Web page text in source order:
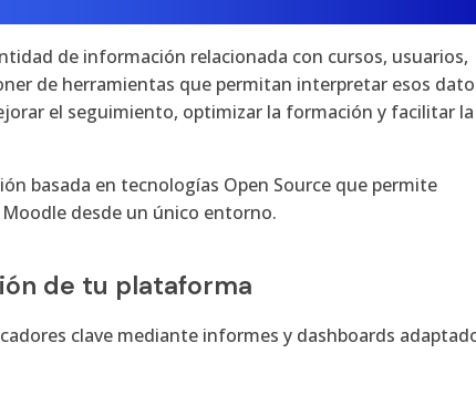
de información relacionada con cursos, usuarios,
de herramientas que permitan interpretar esos
el seguimiento, optimizar la formación y facilitar la
basada en tecnologías Open Source que permite
desde un único entorno.
de tu plataforma
clave mediante informes y dashboards